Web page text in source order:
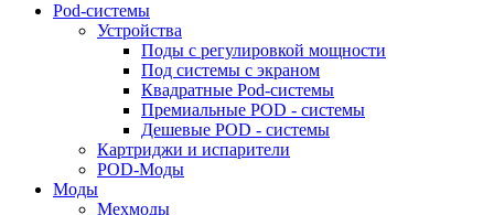
Pod-системы
Устройства
Поды с регулировкой мощности
Под системы с экраном
Квадратные Pod-системы
Премиальные POD - системы
Дешевые POD - системы
Картриджи и испарители
POD-Моды
Моды
Мехмоды